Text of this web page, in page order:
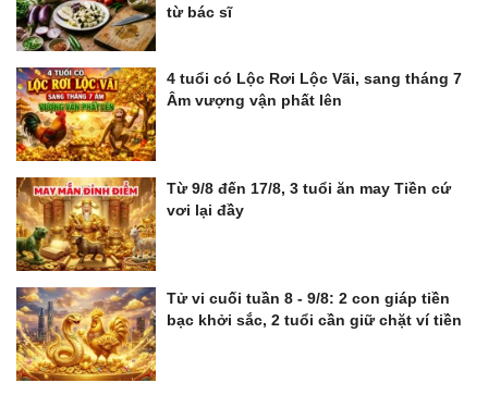
từ bác sĩ
4 tuổi có Lộc Rơi Lộc Vãi, sang tháng 7
Âm vượng vận phất lên
Từ 9/8 đến 17/8, 3 tuổi ăn may Tiền cứ
vơi lại đầy
Tử vi cuối tuần 8 - 9/8: 2 con giáp tiền
bạc khởi sắc, 2 tuổi cần giữ chặt ví tiền